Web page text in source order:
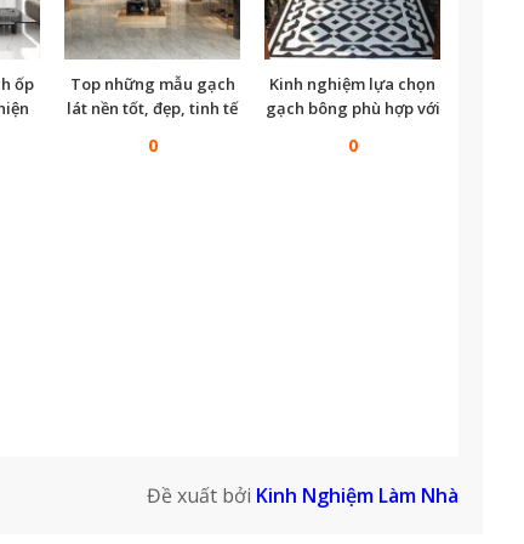
ốp
Top những mẫu gạch
lát nền tốt, đẹp, tinh tế
0
Kinh nghiệm lựa chọn
gạch bông phù hợp với
0
Đề xuất bởi Kinh Nghiệm Làm Nhà